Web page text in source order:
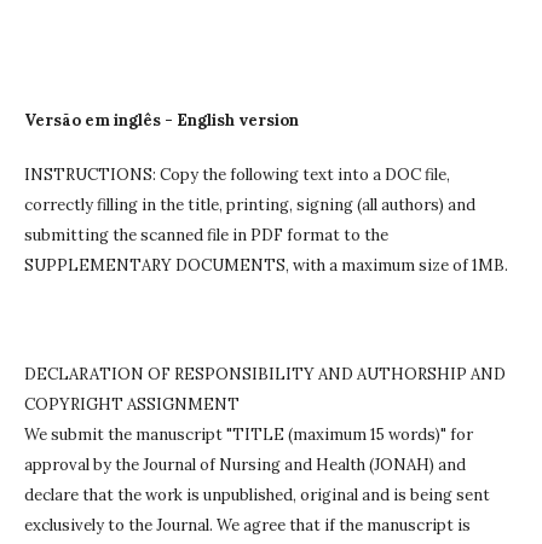
Versão em inglês - English version
INSTRUCTIONS: Copy the following text into a DOC file,
correctly filling in the title, printing, signing (all authors) and
submitting the scanned file in PDF format to the
SUPPLEMENTARY DOCUMENTS, with a maximum size of 1MB.
DECLARATION OF RESPONSIBILITY AND AUTHORSHIP AND
COPYRIGHT ASSIGNMENT
We submit the manuscript "TITLE (maximum 15 words)" for
approval by the Journal of Nursing and Health (JONAH) and
declare that the work is unpublished, original and is being sent
exclusively to the Journal. We agree that if the manuscript is